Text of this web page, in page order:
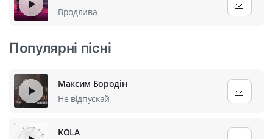
Вродлива
Популярні пісні
Максим Бородін
Не відпускай
KOLA